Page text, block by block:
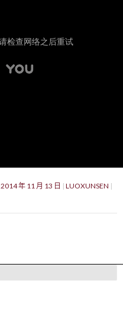
2014 年 11 月 13 日
LUOXUNSEN